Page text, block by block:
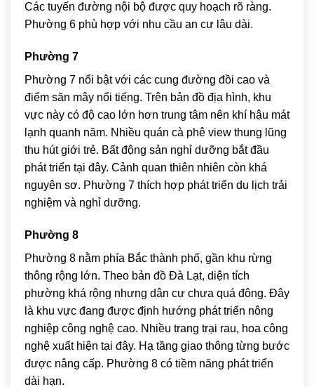
Các tuyến đường nội bộ được quy hoạch rõ ràng.
Phường 6 phù hợp với nhu cầu an cư lâu dài.
Phường 7
Phường 7 nổi bật với các cung đường đồi cao và
điểm săn mây nổi tiếng. Trên bản đồ địa hình, khu
vực này có độ cao lớn hơn trung tâm nên khí hậu mát
lạnh quanh năm. Nhiều quán cà phê view thung lũng
thu hút giới trẻ. Bất động sản nghỉ dưỡng bắt đầu
phát triển tại đây. Cảnh quan thiên nhiên còn khá
nguyên sơ. Phường 7 thích hợp phát triển du lịch trải
nghiệm và nghỉ dưỡng.
Phường 8
Phường 8 nằm phía Bắc thành phố, gần khu rừng
thông rộng lớn. Theo bản đồ Đà Lạt, diện tích
phường khá rộng nhưng dân cư chưa quá đông. Đây
là khu vực đang được định hướng phát triển nông
nghiệp công nghệ cao. Nhiều trang trại rau, hoa công
nghệ xuất hiện tại đây. Hạ tầng giao thông từng bước
được nâng cấp. Phường 8 có tiềm năng phát triển
dài hạn.